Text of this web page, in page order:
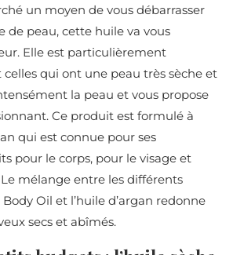
un moyen de vous débarrasser
de peau, cette huile va vous
Elle est particulièrement
qui ont une peau très sèche et
la peau et vous propose
Ce produit est formulé à
qui est connue pour ses
pour le corps, pour le visage et
mélange entre les différents
Oil et l’huile d’argan redonne
secs et abîmés.